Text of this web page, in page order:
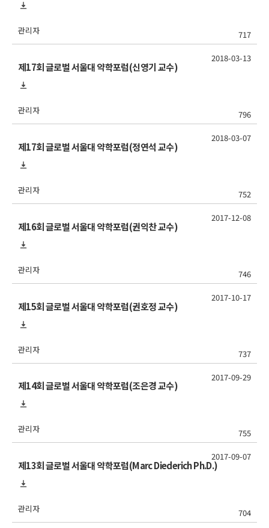
관리자 717
제17회 글로벌 서울대 약학포럼(신영기 교수)
관리자 796
2018-03-13
제17회 글로벌 서울대 약학포럼(정연석 교수)
관리자 752
2018-03-07
제16회 글로벌 서울대 약학포럼(권익찬 교수)
관리자 746
2017-12-08
제15회 글로벌 서울대 약학포럼(권호정 교수)
관리자 737
2017-10-17
제14회 글로벌 서울대 약학포럼(조은경 교수)
관리자 755
2017-09-29
제13회 글로벌 서울대 약학포럼(Marc Diederich Ph.D.)
관리자 704
2017-09-07